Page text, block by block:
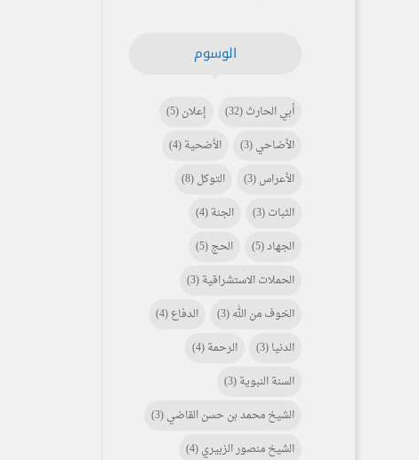
الوسوم
أبي الحارث(32) إعلان(5)
الأضاحي(3) الأضحية(4)
الأعراس(3) التوكل(8)
الثبات(3) الجنة(4)
الجهاد(5) الحج(5)
الحملات الاستشراقية(3)
الخوف من الله(3) الدفاع(4)
الدنيا(3) الرحمة(4)
السنة النبوية(3)
الشيخ محمد بن حسن القاضي(3)
الشيخ منصور الزبيري(4)